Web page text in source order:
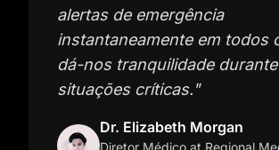
alertas de emergência
instantaneamente em todos
dá-nos tranquilidade durante
situações críticas."
Dr. Elizabeth Morgan
Diretor Médico at Regional